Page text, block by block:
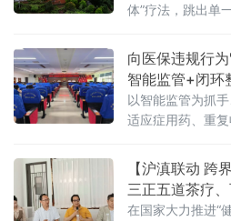
体”疗法，跳出单
林、庄寨、温泉
野旅居”融合业态
提供可行样板。
向医保违规行为"亮剑" 邵东
智能监管+闭环
以智能监管为抓
适应症用药、重
化医保基金管理
案》，对方案中
时间与范围、
【沪滇联动 跨
三正五道茶疗
勒康养旅居新
在国家大力推进“